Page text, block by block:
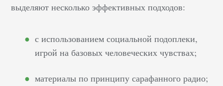
выделяют несколько эффективных подходов:
с использованием социальной подоплеки,
игрой на базовых человеческих чувствах;
материалы по принципу сарафанного радио;